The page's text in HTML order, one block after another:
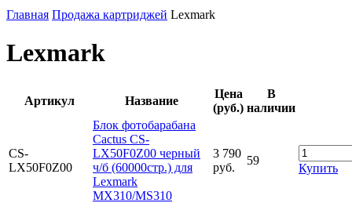
Главная Продажа картриджей Lexmark
Lexmark
Артикул Название
Цена
(руб.)
В
наличии
CS-
LX50F0Z00
Блок фотобарабана
Cactus CS-
LX50F0Z00 черный
ч/б (60000стр.) для
Lexmark
MX310/MS310
3 790
руб.
59
Купить